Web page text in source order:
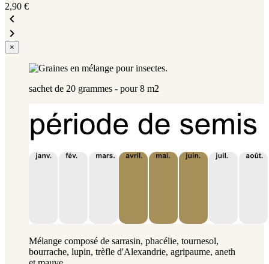
2,90 €


×
sachet de 20 grammes - pour 8 m2
Mélange composé de sarrasin, phacélie, tournesol,
bourrache, lupin, trèfle d'Alexandrie, agripaume, aneth